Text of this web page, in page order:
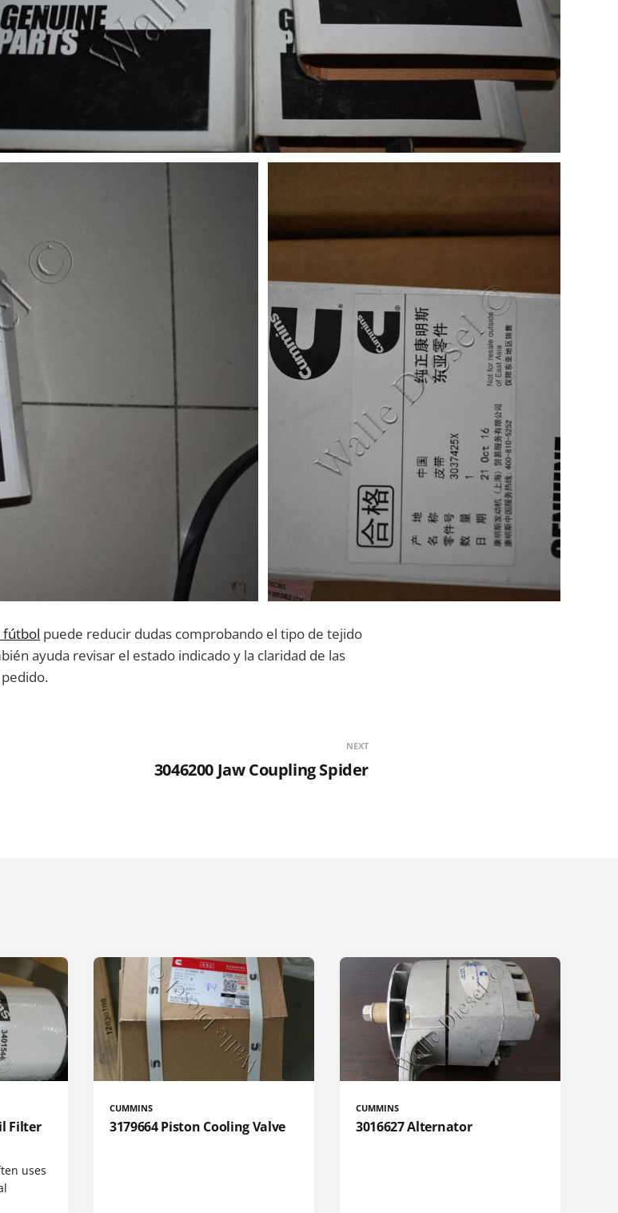
fútbol puede reducir dudas comprobando el tipo de tejido
ayuda revisar el estado indicado y la claridad de las
NEXT
3046200 Jaw Coupling Spider
Filter
uses
CUMMINS
3179664 Piston Cooling Valve
CUMMINS
3016627 Alternator